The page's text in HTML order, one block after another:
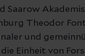
Saarow
Theodor
und
Einheit von